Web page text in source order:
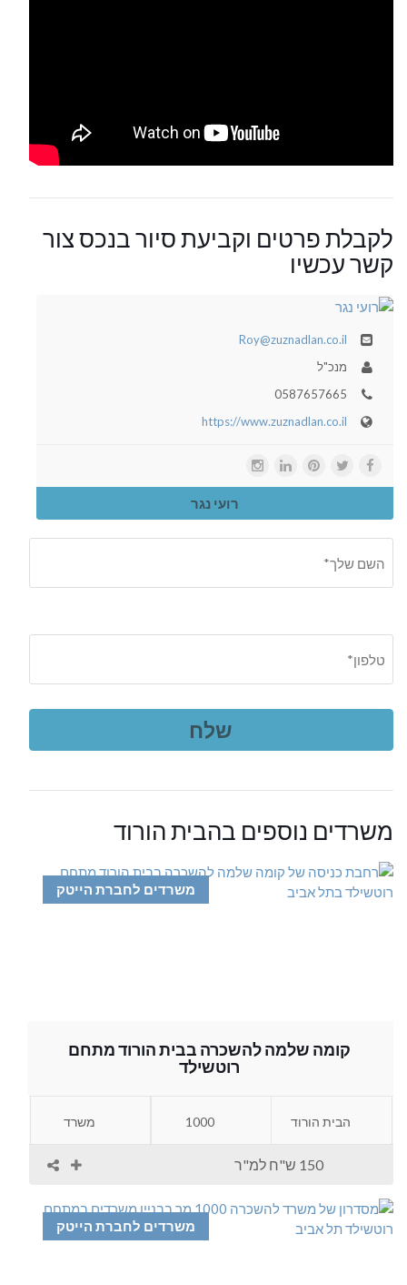
לקבלת פרטים וקביעת סיור בנכס צור
קשר עכשיו
Roy@zuznadlan.co.il
מנכ"ל
0587657665
https://www.zuznadlan.co.il
רועי נגר
משרדים נוספים בהבית הורוד
משרדים לחברת הייטק
קומה שלמה להשכרה בבית הורוד מתחם
רוטשילד
הבית הורוד 1000 משרד
150 ש"ח למ"ר
משרדים לחברת הייטק